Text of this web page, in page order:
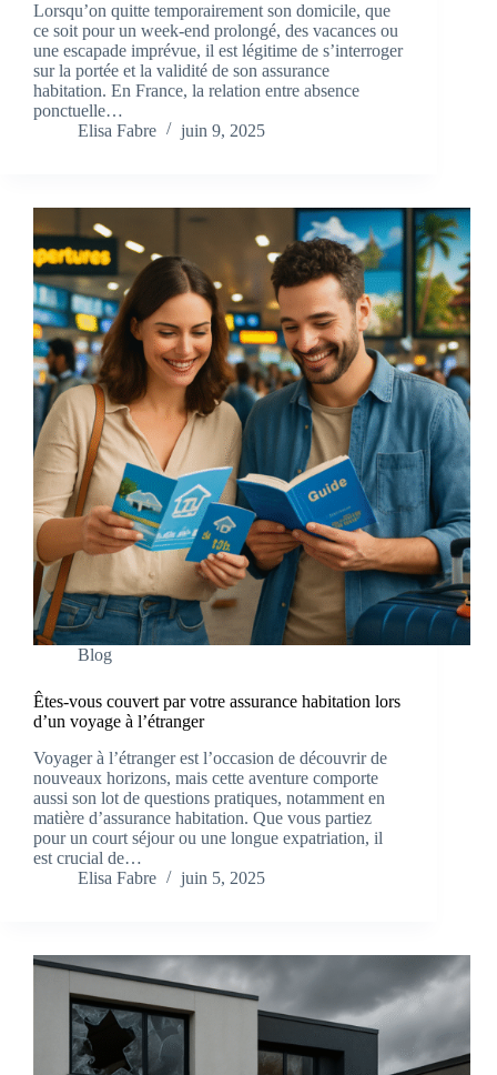
Lorsqu’on quitte temporairement son domicile, que
ce soit pour un week-end prolongé, des vacances ou
une escapade imprévue, il est légitime de s’interroger
sur la portée et la validité de son assurance
habitation. En France, la relation entre absence
ponctuelle…
Elisa Fabre
juin 9, 2025
Blog
Êtes-vous couvert par votre assurance habitation lors
d’un voyage à l’étranger
Voyager à l’étranger est l’occasion de découvrir de
nouveaux horizons, mais cette aventure comporte
aussi son lot de questions pratiques, notamment en
matière d’assurance habitation. Que vous partiez
pour un court séjour ou une longue expatriation, il
est crucial de…
Elisa Fabre
juin 5, 2025